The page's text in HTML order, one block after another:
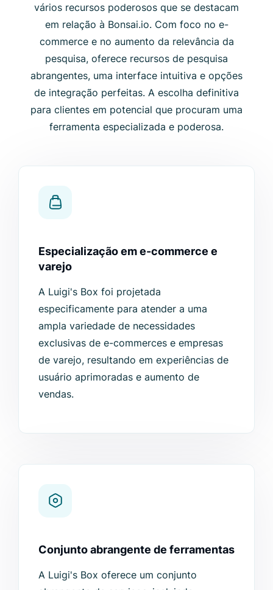
vários recursos poderosos que se destacam
em relação à Bonsai.io. Com foco no e-
commerce e no aumento da relevância da
pesquisa, oferece recursos de pesquisa
abrangentes, uma interface intuitiva e opções
de integração perfeitas. A escolha definitiva
para clientes em potencial que procuram uma
ferramenta especializada e poderosa.
Especialização em e-commerce e
varejo
A Luigi's Box foi projetada
especificamente para atender a uma
ampla variedade de necessidades
exclusivas de e-commerces e empresas
de varejo, resultando em experiências de
usuário aprimoradas e aumento de
vendas.
Conjunto abrangente de ferramentas
A Luigi's Box oferece um conjunto